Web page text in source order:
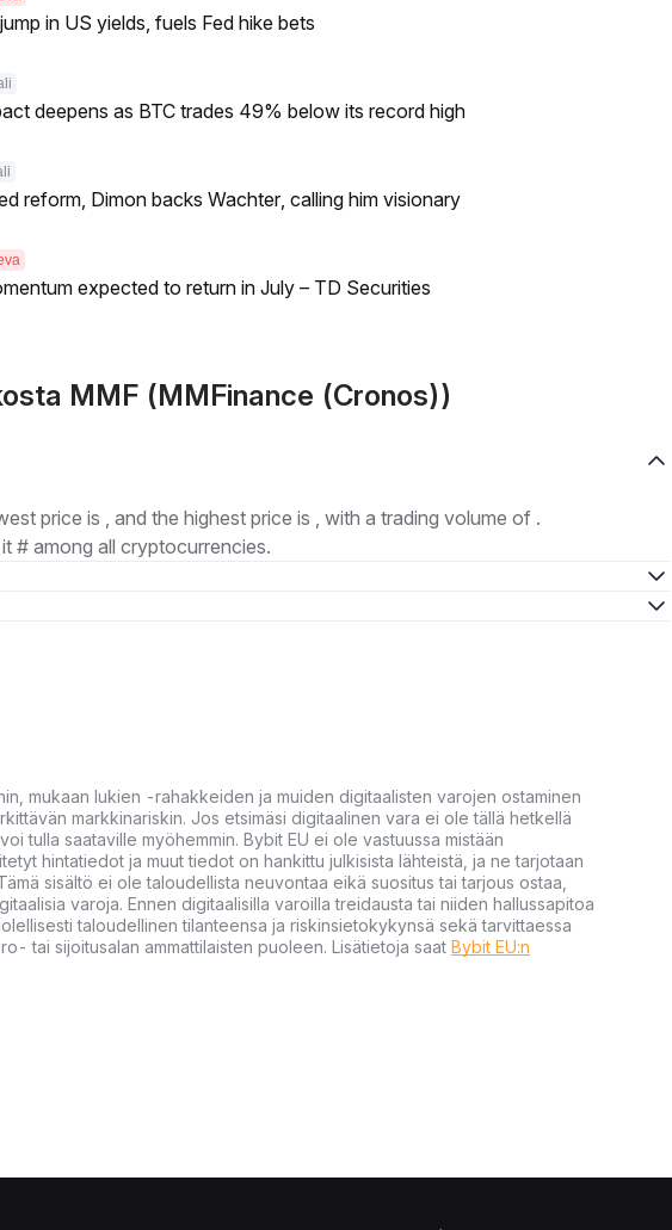
in US yields, fuels Fed hike bets
deepens as BTC trades 49% below its record high
reform, Dimon backs Wachter, calling him visionary
expected to return in July – TD Securities
MMF (MMFinance (Cronos))
price is , and the highest price is , with a trading volume of .
# among all cryptocurrencies.
mukaan lukien -rahakkeiden ja muiden digitaalisten varojen ostaminen
markkinariskin. Jos etsimäsi digitaalinen vara ei ole tällä hetkellä
tulla saataville myöhemmin. Bybit EU ei ole vastuussa mistään
hintatiedot ja muut tiedot on hankittu julkisista lähteistä, ja ne tarjotaan
sisältö ei ole taloudellista neuvontaa eikä suositus tai tarjous ostaa,
varoja. Ennen digitaalisilla varoilla treidausta tai niiden hallussapitoa
taloudellinen tilanteensa ja riskinsietokykynsä sekä tarvittaessa
tai sijoitusalan ammattilaisten puoleen. Lisätietoja saat Bybit EU:n